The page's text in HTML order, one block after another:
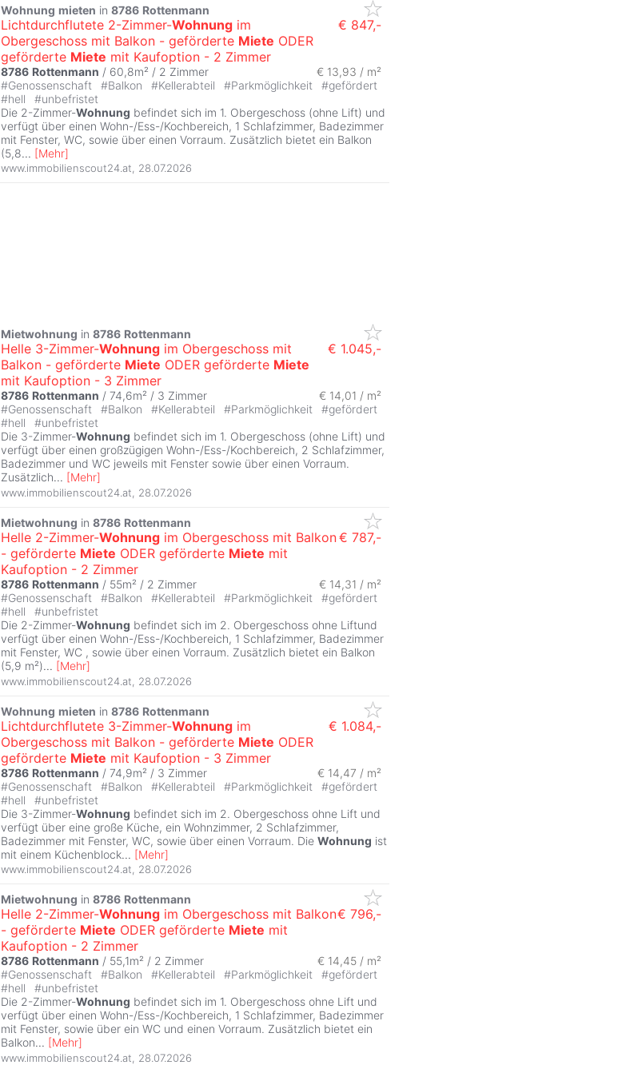
Wohnung mieten in 8786 Rottenmann
Lichtdurchflutete 2-Zimmer-Wohnung im
Obergeschoss mit Balkon - geförderte Miete ODER
geförderte Miete mit Kaufoption - 2 Zimmer
€ 847,-
8786 Rottenmann / 60,8m² / 2 Zimmer
€ 13,93 / m²
#Genossenschaft #Balkon #Kellerabteil #Parkmöglichkeit #gefördert
#hell #unbefristet
Die 2-Zimmer-Wohnung befindet sich im 1. Obergeschoss (ohne Lift) und
verfügt über einen Wohn-/Ess-/Kochbereich, 1 Schlafzimmer, Badezimmer
mit Fenster, WC, sowie über einen Vorraum. Zusätzlich bietet ein Balkon
(5,8... [Mehr]
www.immobilienscout24.at, 28.07.2026
Mietwohnung in 8786 Rottenmann
Helle 3-Zimmer-Wohnung im Obergeschoss mit
Balkon - geförderte Miete ODER geförderte Miete
mit Kaufoption - 3 Zimmer
€ 1.045,-
8786 Rottenmann / 74,6m² / 3 Zimmer
€ 14,01 / m²
#Genossenschaft #Balkon #Kellerabteil #Parkmöglichkeit #gefördert
#hell #unbefristet
Die 3-Zimmer-Wohnung befindet sich im 1. Obergeschoss (ohne Lift) und
verfügt über einen großzügigen Wohn-/Ess-/Kochbereich, 2 Schlafzimmer,
Badezimmer und WC jeweils mit Fenster sowie über einen Vorraum.
Zusätzlich... [Mehr]
www.immobilienscout24.at 28.07.2026
Mietwohnung in 8786 Rottenmann
Helle 2-Zimmer-Wohnung im Obergeschoss mit Balkon
- geförderte Miete ODER geförderte Miete mit
Kaufoption - 2 Zimmer
€ 787,-
8786 Rottenmann / 55m² / 2 Zimmer
€ 14,31 / m²
#Genossenschaft #Balkon #Kellerabteil #Parkmöglichkeit #gefördert
#hell #unbefristet
Die 2-Zimmer-Wohnung befindet sich im 2. Obergeschoss ohne Liftund
verfügt über einen Wohn-/Ess-/Kochbereich, 1 Schlafzimmer, Badezimmer
mit Fenster, WC , sowie über einen Vorraum. Zusätzlich bietet ein Balkon
(5,9 m²)... [Mehr]
www.immobilienscout24.at 28.07.2026
Wohnung mieten in 8786 Rottenmann
Lichtdurchflutete 3-Zimmer-Wohnung im
Obergeschoss mit Balkon - geförderte Miete ODER
geförderte Miete mit Kaufoption - 3 Zimmer
€ 1.084,-
8786 Rottenmann / 74,9m² / 3 Zimmer
€ 14,47 / m²
#Genossenschaft #Balkon #Kellerabteil #Parkmöglichkeit #gefördert
#hell #unbefristet
Die 3-Zimmer-Wohnung befindet sich im 2. Obergeschoss ohne Lift und
verfügt über eine große Küche, ein Wohnzimmer, 2 Schlafzimmer,
Badezimmer mit Fenster, WC, sowie über einen Vorraum. Die Wohnung ist
mit einem Küchenblock... [Mehr]
www.immobilienscout24.at, 28.07.2026
Mietwohnung in 8786 Rottenmann
Helle 2-Zimmer-Wohnung im Obergeschoss mit Balkon
- geförderte Miete ODER geförderte Miete mit
Kaufoption - 2 Zimmer
€ 796,-
8786 Rottenmann / 55,1m² / 2 Zimmer
€ 14,45 / m²
#Genossenschaft #Balkon #Kellerabteil #Parkmöglichkeit #gefördert
#hell #unbefristet
Die 2-Zimmer-Wohnung befindet sich im 1. Obergeschoss ohne Lift und
verfügt über einen Wohn-/Ess-/Kochbereich, 1 Schlafzimmer, Badezimmer
mit Fenster, sowie über ein WC und einen Vorraum. Zusätzlich bietet ein
Balkon... [Mehr]
www.immobilienscout24.at 28.07.2026